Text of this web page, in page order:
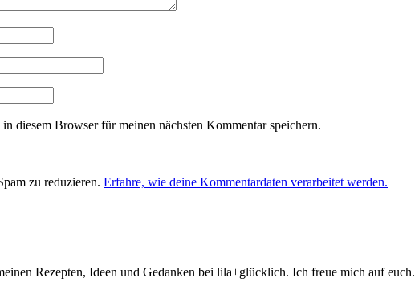
diesem Browser für meinen nächsten Kommentar speichern.
zu reduzieren. Erfahre, wie deine Kommentardaten verarbeitet werden.
Rezepten, Ideen und Gedanken bei lila+glücklich. Ich freue mich auf euch.